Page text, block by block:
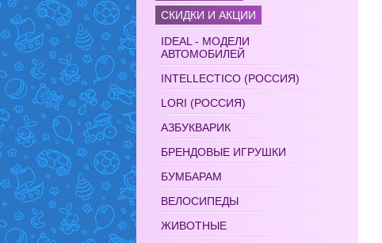
СКИДКИ И АКЦИИ
IDEAL - МОДЕЛИ
АВТОМОБИЛЕЙ
INTELLECTICO (РОССИЯ)
LORI (РОССИЯ)
АЗБУКВАРИК
БРЕНДОВЫЕ ИГРУШКИ
БУМБАРАМ
ВЕЛОСИПЕДЫ
ЖИВОТНЫЕ